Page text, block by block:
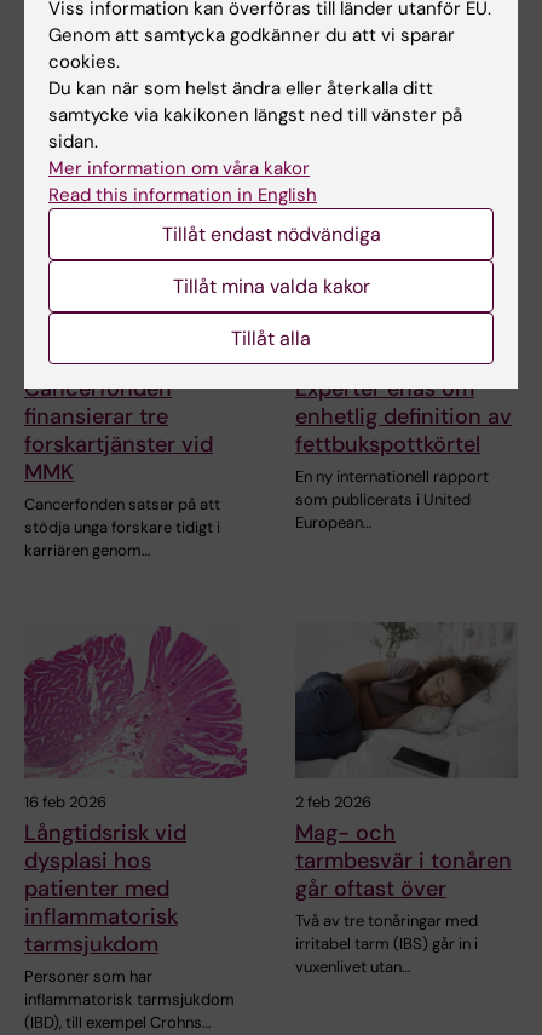
Association
Professor Anna Martling vid
Karolinska Institutet har
utsetts till…
Sammansättningen av
tarmens bakterier hänger
samman med hur mycket
23 mar 2026
Cancerfonden
finansierar tre
forskartjänster vid
MMK
Cancerfonden satsar på att
stödja unga forskare tidigt i
karriären genom…
Experter enas om
enhetlig definition av
fettbukspottkörtel
En ny internationell rapport
som publicerats i United
European…
16 feb 2026
Långtidsrisk vid
dysplasi hos
patienter med
inflammatorisk
tarmsjukdom
Personer som har
inflammatorisk tarmsjukdom
(IBD), till exempel Crohns…
2 feb 2026
Mag- och
tarmbesvär i tonåren
går oftast över
Två av tre tonåringar med
irritabel tarm (IBS) går in i
vuxenlivet utan…
Viss information kan överföras till länder utanför EU.
Genom att samtycka godkänner du att vi sparar
cookies.
Du kan när som helst ändra eller återkalla ditt
samtycke via kakikonen längst ned till vänster på
sidan.
Mer information om våra kakor
Read this information in English
Tillåt endast nödvändiga
Tillåt mina valda kakor
Tillåt alla